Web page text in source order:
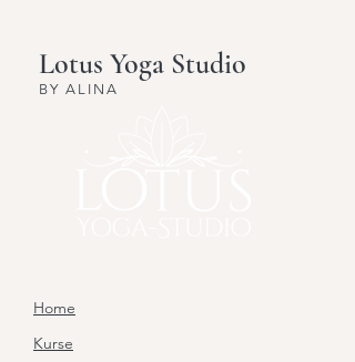
Lotus Yoga Studio
BY ALINA
Home
Kurse